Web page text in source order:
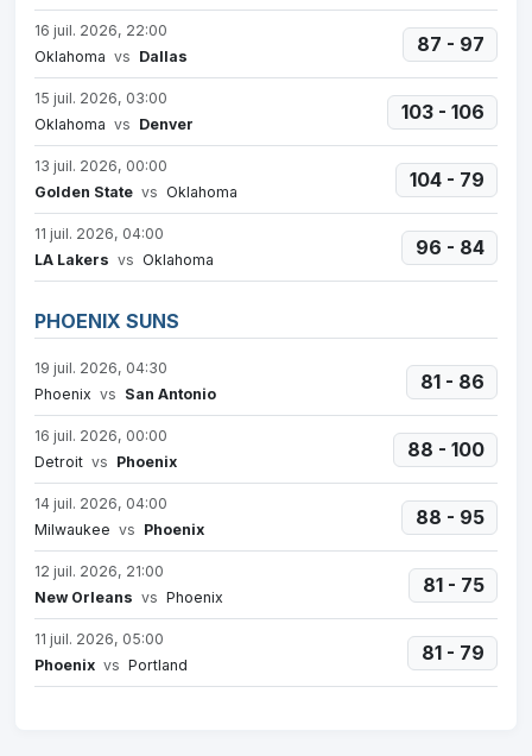
16 juil. 2026, 22:00
Oklahoma vs Dallas
87 - 97
15 juil. 2026, 03:00
Oklahoma vs Denver
103 - 106
13 juil. 2026, 00:00
Golden State vs Oklahoma
104 - 79
11 juil. 2026, 04:00
LA Lakers vs Oklahoma
96 - 84
PHOENIX SUNS
19 juil. 2026, 04:30
Phoenix vs San Antonio
81 - 86
16 juil. 2026, 00:00
Detroit vs Phoenix
88 - 100
14 juil. 2026, 04:00
Milwaukee vs Phoenix
88 - 95
12 juil. 2026, 21:00
New Orleans vs Phoenix
81 - 75
11 juil. 2026, 05:00
Phoenix vs Portland
81 - 79